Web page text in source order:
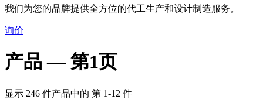
我们为您的品牌提供全方位的代工生产和设计制造服务。
询价
产品 —第1页
显示 246 件产品中的 第 1-12 件